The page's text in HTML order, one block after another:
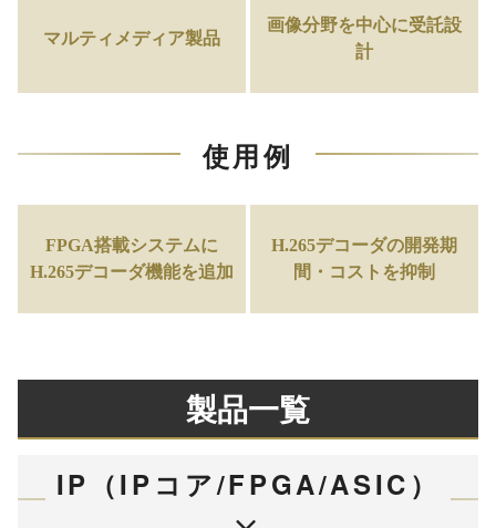
マルティメディア製品
画像分野を中心に受託設
計
使用例
FPGA搭載システムに
H.265デコーダ機能を追加
H.265デコーダの開発期
間・コストを抑制
製品一覧
IP（IPコア/FPGA/ASIC）